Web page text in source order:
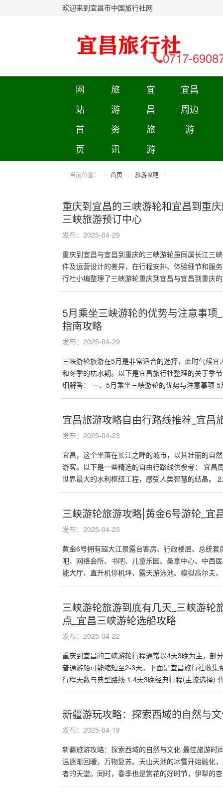
欢迎来到宜昌市中国旅行社网
0717-
网
站
首
页
旅
游
资
讯
宜
昌
旅
游
宜昌
周边
游
当前位置： 首页 旅游攻略
重庆到宜昌的三峡游轮和宜昌到重
三峡旅游预订中心
发布：2025-04-29
重庆到宜昌与宜昌到重庆的三峡游轮虽同属长江三
件及运营设计的差异，在行程安排、体验细节和服
行社小编整理了三峡游轮重庆到宜昌与宜昌到重庆
5月乘坐三峡游轮的优势与注意事项
指南攻略
发布：2025-04-29
三峡游轮旅游在5月是非常适合的选择，此时气候
和冬季的枯水期。以下是宜昌旅行社整理的关于季
细解答： 一、5月乘坐三峡游轮的优势与注意事项
宜昌旅游攻略自由行路线推荐_宜昌
发布：2025-04-23
宜昌，这个坐落在长江之畔的城市，以其壮丽的自
游客。以下是一些精选的自由行路线供参考： 宜昌
世界最大的水利枢纽工程，感受人类智慧的结晶。
三峡游轮旅游攻略|黄金6号游轮_宜
发布：2025-04-23
黄金6号拥有超大江景露台客房、行政楼层、总统
吧、网络会所、书吧、儿童乐园、桑拿中心、中西
能大厅、直升机停机坪、露天游泳池、模拟高尔夫
三峡游轮旅游到底有几天_三峡游轮
点_宜昌三峡游轮选船攻略
发布：2025-04-22
重庆到宜昌的三峡游轮行程通常以4天3晚为主，部
普通游船可能缩短至2-3天。下面是宜昌旅行社收
行程天数与典型路线 1.4天3晚经典行程(主流选择)
新疆游玩攻略：探索西域的自然与
发布：2025-04-19
新疆旅游攻略：探索西域的自然与文化 最佳旅游时
温逐渐回暖，万物复苏。天山天池的冰雪开始融化
者的天堂。同时，春季也是赏花的好时节，伊犁的